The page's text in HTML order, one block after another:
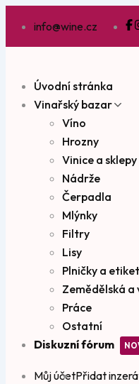
info@wine.cz
Úvodní stránka
Vinařský bazar
Víno
Hrozny
Vinice a sklepy
Nádrže
Čerpadla
Mlýnky
Filtry
Lisy
Plničky a
Zemědělská
Práce
Ostatní
Diskuzní fórum
Můj účetPřidat